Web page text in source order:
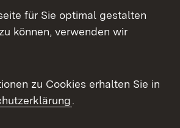
für Sie optimal gestalten
können, verwenden wir
zu Cookies erhalten Sie in
.